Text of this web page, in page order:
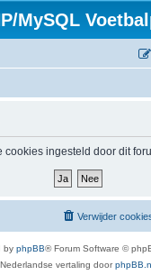
MySQL
cookies ingesteld door dit
Verwijder
by phpBB® Forum Software ©
Nederlandse vertaling door